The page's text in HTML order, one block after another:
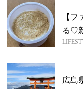
【
る♡
広島